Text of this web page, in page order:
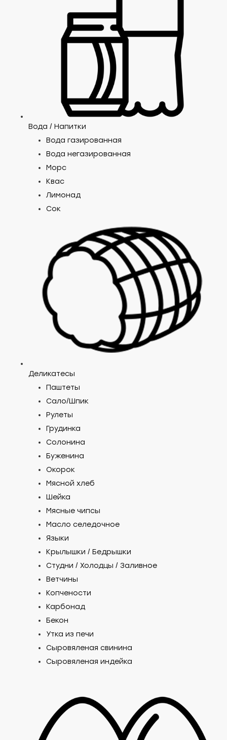
Вода / Напитки
Вода газированная
Вода негазированная
Морс
Квас
Лимонад
Сок
Деликатесы
Паштеты
Cало/Шпик
Рулеты
Грудинка
Солонина
Буженина
Окорок
Мясной хлеб
Шейка
Мясные чипсы
Масло селедочное
Языки
Крылышки / Бедрышки
Студни / Холодцы / Заливное
Ветчины
Копчености
Карбонад
Бекон
Утка из печи
Сыровяленая свинина
Сыровяленая индейка